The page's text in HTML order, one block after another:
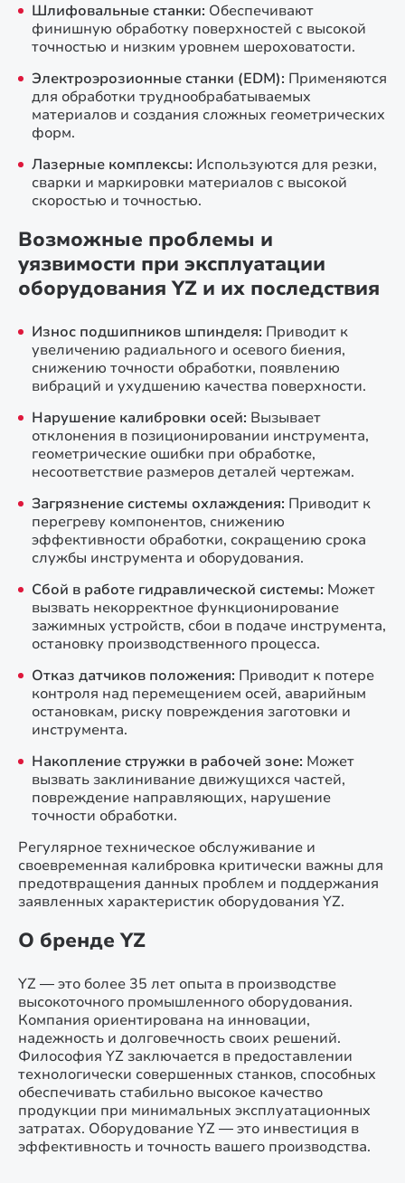
Шлифовальные станки: Обеспечивают
финишную обработку поверхностей с высокой
точностью и низким уровнем шероховатости.
Электроэрозионные станки (EDM): Применяются
для обработки труднообрабатываемых
материалов и создания сложных геометрических
форм.
Лазерные комплексы: Используются для резки,
сварки и маркировки материалов с высокой
скоростью и точностью.
Возможные проблемы и
уязвимости при эксплуатации
оборудования YZ и их последствия
Износ подшипников шпинделя: Приводит к
увеличению радиального и осевого биения,
снижению точности обработки, появлению
вибраций и ухудшению качества поверхности.
Нарушение калибровки осей: Вызывает
отклонения в позиционировании инструмента,
геометрические ошибки при обработке,
несоответствие размеров деталей чертежам.
Загрязнение системы охлаждения: Приводит к
перегреву компонентов, снижению
эффективности обработки, сокращению срока
службы инструмента и оборудования.
Сбой в работе гидравлической системы: Может
вызвать некорректное функционирование
зажимных устройств, сбои в подаче инструмента,
остановку производственного процесса.
Отказ датчиков положения: Приводит к потере
контроля над перемещением осей, аварийным
остановкам, риску повреждения заготовки и
инструмента.
Накопление стружки в рабочей зоне: Может
вызвать заклинивание движущихся частей,
повреждение направляющих, нарушение
точности обработки.
Регулярное техническое обслуживание и
своевременная калибровка критически важны для
предотвращения данных проблем и поддержания
заявленных характеристик оборудования YZ.
О бренде YZ
YZ — это более 35 лет опыта в производстве
высокоточного промышленного оборудования.
Компания ориентирована на инновации,
надежность и долговечность своих решений.
Философия YZ заключается в предоставлении
технологически совершенных станков, способных
обеспечивать стабильно высокое качество
продукции при минимальных эксплуатационных
затратах. Оборудование YZ — это инвестиция в
эффективность и точность вашего производства.